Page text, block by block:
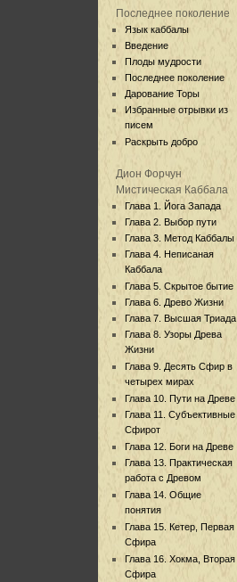
Последнее поколение
Язык каббалы
Введение
Плоды мудрости
Последнее поколение
Дарование Торы
Избранные отрывки из
писем
Раскрыть добро
Дион Форчун
Мистическая Каббала
Глава 1. Йога Запада
Глава 2. Выбор пути
Глава 3. Метод Каббалы
Глава 4. Неписаная
Каббала
Глава 5. Скрытое бытие
Глава 6. Древо Жизни
Глава 7. Высшая Триада
Глава 8. Узоры Древа
Жизни
Глава 9. Десять Сфир в
четырех мирах
Глава 10. Пути на Древе
Глава 11. Субъективные
Сфирот
Глава 12. Боги на Древе
Глава 13. Практическая
работа с Древом
Глава 14. Общие
понятия
Глава 15. Кетер, Первая
Сфира
Глава 16. Хокма, Вторая
Сфира